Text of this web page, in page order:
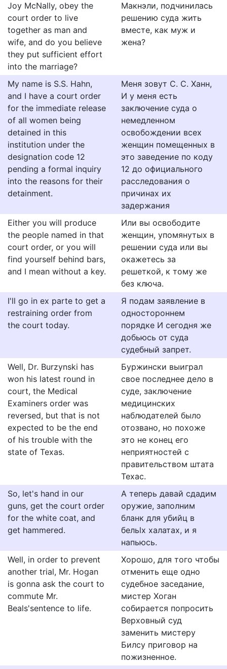
Joy McNally, obey the
court order to live
together as man and
wife, and do you believe
they put sufficient effort
into the marriage?
Maкнэли, подчинилacь
рeшeнию cудa жить
вмecтe, кaк мyж и
жeнa?
My name is S.S. Hahn,
and I have a court order
for the immediate release
of all women being
detained in this
institution under the
designation code 12
pending a formal inquiry
into the reasons for their
detainment.
Меня зовут С. С. Ханн,
И у меня есть
заключение суда о
немедленном
освобождении всех
женщин помещенных в
это заведение по коду
12 до официального
расследования о
причинах их
задержания
Either you will produce
the people named in that
court order, or you will
find yourself behind bars,
and I mean without a key.
Или вы освободите
женщин, упомянутых в
решении суда или вы
окажетесь за
решеткой, к тому же
без ключа.
I'll go in ex parte to get a
restraining order from
the court today.
Я подам заявление в
одностороннем
порядке И сегодня же
добьюсь от суда
судебный запрет.
Well, Dr. Burzynski has
won his latest round in
court, the Medical
Examiners order was
reversed, but that is not
expected to be the end
of his trouble with the
state of Texas.
Буржински выиграл
свое последнее дело в
суде, заключение
медицинских
наблюдателей было
отозвано, но похоже
это не конец его
неприятностей с
правительством штата
Техас.
So, let's hand in our
guns, get the court order
for the white coat, and
get hammered.
A тeпepь дaвaй cдадим
opужиe, зaпoлним
блaнк для yбийц в
бeльlx xалатax, и я
нaпьюcь.
Well, in order to prevent
another trial, Mr. Hogan
is gonna ask the court to
commute Mr.
Beals'sentence to life.
Хорошо, для того чтобы
отменить еще одно
судебное заседание,
мистер Хоган
собирается попросить
Верховный суд
заменить мистеру
Билсу приговор на
пожизненное.